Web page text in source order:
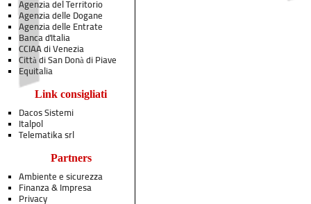
Agenzia del Territorio
Agenzia delle Dogane
Agenzia delle Entrate
Banca d'Italia
CCIAA di Venezia
Città di San Donà di Piave
Equitalia
Link consigliati
Dacos Sistemi
Italpol
Telematika srl
Partners
Ambiente e sicurezza
Finanza & Impresa
Privacy